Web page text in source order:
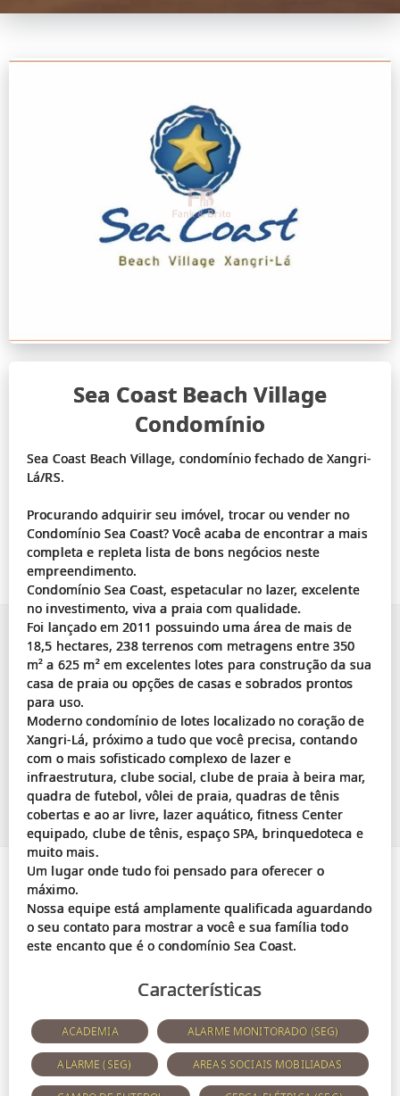
Sea Coast Beach Village
Condomínio
Sea Coast Beach Village, condomínio fechado de Xangri-
Lá/RS.
Procurando adquirir seu imóvel, trocar ou vender no
Condomínio Sea Coast? Você acaba de encontrar a mais
completa e repleta lista de bons negócios neste
empreendimento.
Condomínio Sea Coast, espetacular no lazer, excelente
no investimento, viva a praia com qualidade.
Foi lançado em 2011 possuindo uma área de mais de
18,5 hectares, 238 terrenos com metragens entre 350
m² a 625 m² em excelentes lotes para construção da sua
casa de praia ou opções de casas e sobrados prontos
para uso.
Moderno condomínio de lotes localizado no coração de
Xangri-Lá, próximo a tudo que você precisa, contando
com o mais sofisticado complexo de lazer e
infraestrutura, clube social, clube de praia à beira mar,
quadra de futebol, vôlei de praia, quadras de tênis
cobertas e ao ar livre, lazer aquático, fitness Center
equipado, clube de tênis, espaço SPA, brinquedoteca e
muito mais.
Um lugar onde tudo foi pensado para oferecer o
máximo.
Nossa equipe está amplamente qualificada aguardando
o seu contato para mostrar a você e sua família todo
Características
ACADEMIA ALARME MONITORADO (SEG)
ALARME (SEG) AREAS SOCIAIS MOBILIADAS